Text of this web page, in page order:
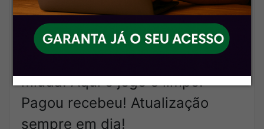
💰Transparência total no que
você paga e no que recebe
miúda. Aqui o jogo é limpo.
Pagou recebeu! Atualização
sempre em dia!